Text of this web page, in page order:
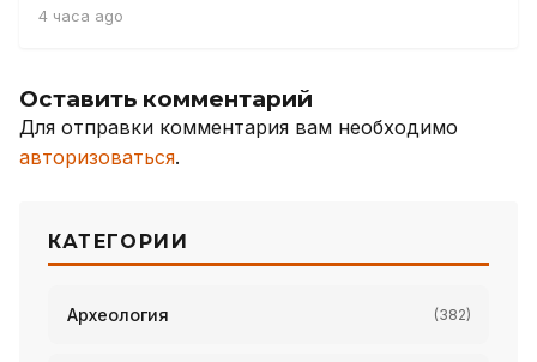
4 часа ago
Оставить комментарий
Для отправки комментария вам необходимо
авторизоваться.
КАТЕГОРИИ
Археология (382)